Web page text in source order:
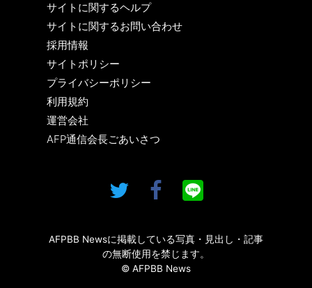
サイトに関するヘルプ
サイトに関するお問い合わせ
採用情報
サイトポリシー
プライバシーポリシー
利用規約
運営会社
AFP通信会長ごあいさつ
AFPBB Newsに掲載している写真・見出し・記事
の無断使用を禁じます。
© AFPBB News